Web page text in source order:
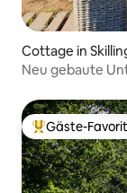
Cottage in
Neu gebaute
Beliebter
Gäste-Favorit